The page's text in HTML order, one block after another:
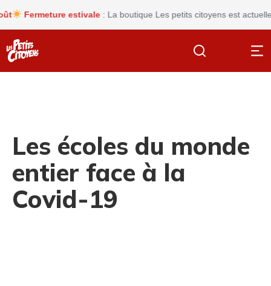
Fermeture estivale: La boutique Les petits citoyens est
Les écoles du monde
entier face à la
Covid-19